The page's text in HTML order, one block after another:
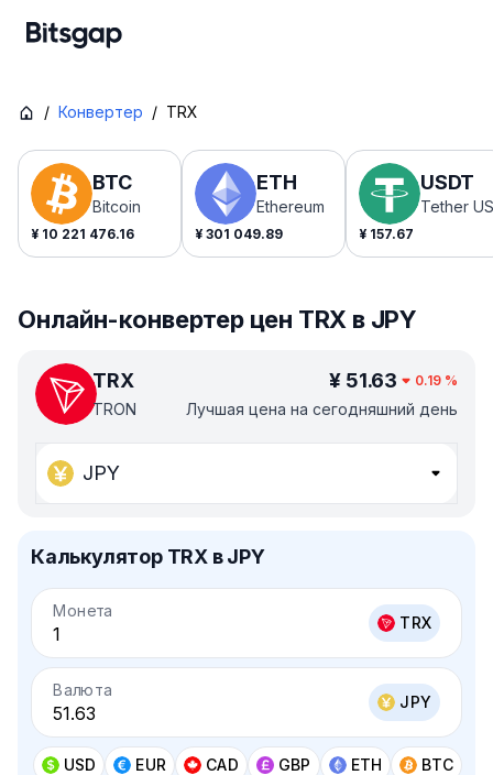
/ Конвертер / TRX
BTC
Bitcoin
¥ 10 221 476.16
ETH
Ethereum
¥ 301 049.89
USDT
Tether
¥ 157.67
Онлайн-конвертер цен TRX в JPY
TRX
TRON
¥ 51.63 0.19 %
Лучшая цена на сегодняшний день
JPY
Калькулятор TRX в JPY
Монета
TRX
Валюта
JPY
USD EUR CAD GBP ETH BTC